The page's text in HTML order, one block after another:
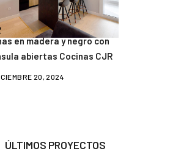
en madera y negro con
abiertas Cocinas CJR
20, 2024
ÚLTIMOS PROYECTOS